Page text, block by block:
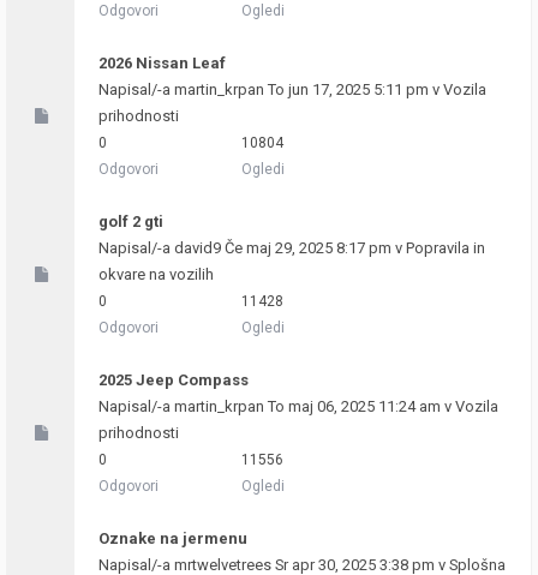
Odgovori
Ogledi
2026 Nissan Leaf
Napisal/-a martin_krpan To jun 17, 2025 5:11 pm v Vozila
prihodnosti
0
Odgovori
10804
Ogledi
golf 2 gti
Napisal/-a david9 Če maj 29, 2025 8:17 pm v Popravila in
okvare na vozilih
0
Odgovori
11428
Ogledi
2025 Jeep Compass
Napisal/-a martin_krpan To maj 06, 2025 11:24 am v Vozila
prihodnosti
0
Odgovori
11556
Ogledi
Oznake na jermenu
Napisal/-a mrtwelvetrees Sr apr 30, 2025 3:38 pm v Splošna